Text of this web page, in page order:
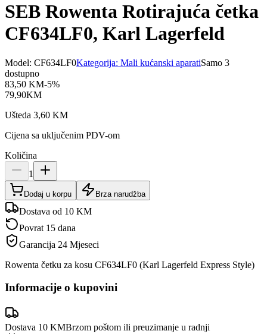
SEB Rowenta Rotirajuća četka
CF634LF0, Karl Lagerfeld
Model: CF634LF0Kategorija: Mali kućanski aparatiSamo 3
dostupno
83,50 KM-5%
79,90KM
Ušteda 3,60 KM
Cijena sa uključenim PDV-om
Količina
1
Dodaj u korpu Brza narudžba
Dostava od 10 KM
Povrat 15 dana
Garancija 24 Mjeseci
Rowenta četku za kosu CF634LF0 (Karl Lagerfeld Express Style)
Informacije o kupovini
Dostava 10 KMBrzom poštom ili preuzimanje u radnji